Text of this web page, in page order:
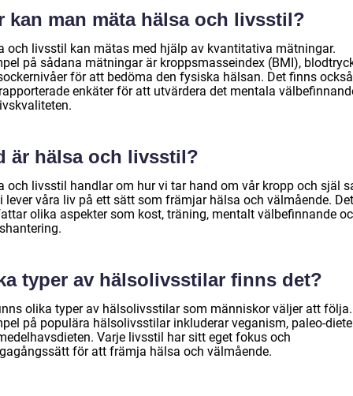
kan man mäta hälsa och livsstil?
och livsstil kan mätas med hjälp av kvantitativa mätningar.
på sådana mätningar är kroppsmasseindex (BMI),
för att bedöma den fysiska hälsan. Det finns också
enkäter för att utvärdera det mentala
är hälsa och livsstil?
och livsstil handlar om hur vi tar hand om vår kropp och själ
lever våra liv på ett sätt som främjar hälsa och välmående. Det
olika aspekter som kost, träning, mentalt välbefinnande
typer av hälsolivsstilar finns det?
olika typer av hälsolivsstilar som människor väljer att följa.
på populära hälsolivsstilar inkluderar veganism, paleo-
Varje livsstil har sitt eget fokus och
för att främja hälsa och välmående.